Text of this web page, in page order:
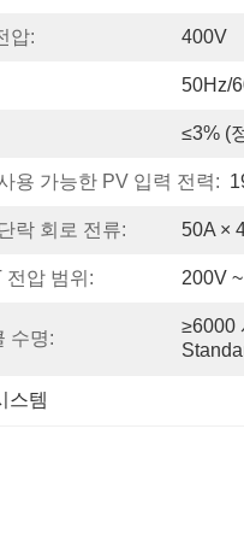
압: 400V
50Hz/
≤3% (
용 가능한 PV 입력 전력:
락 회로 전류: 50A ×
전압 범위: 200V
수명:
≥6000
스템